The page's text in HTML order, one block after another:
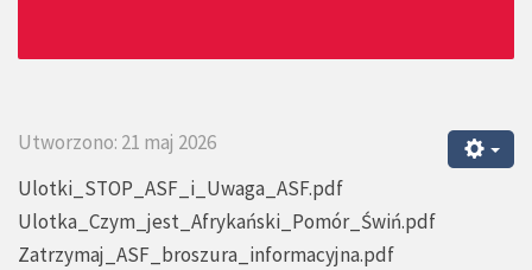
Utworzono: 21 maj 2026
Ulotki_STOP_ASF_i_Uwaga_ASF.pdf
Ulotka_Czym_jest_Afrykański_Pomór_Świń.pdf
Zatrzymaj_ASF_broszura_informacyjna.pdf